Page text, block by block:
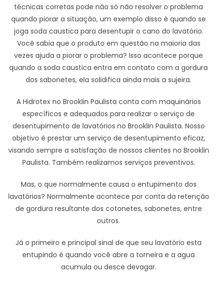
técnicas corretas pode não só não resolver o problema
quando piorar a situação, um exemplo disso é quando se
joga soda caustica para desentupir o cano do lavatório.
Você sabia que o produto em questão na maioria das
vezes ajuda a piorar o problema? Isso acontece porque
quando a soda caustica entra em contato com a gordura
dos sabonetes, ela solidifica ainda mais a sujeira.
A Hidrotex no Brooklin Paulista conta com maquinários
específicos e adequados para realizar o serviço de
desentupimento de lavatórios no Brooklin Paulista. Nosso
objetivo é prestar um serviço de desentupimento eficaz,
visando sempre a satisfação de nossos clientes no Brooklin
Paulista. Também realizamos serviços preventivos.
Mas, o que normalmente causa o entupimento dos
lavatórios? Normalmente acontece por conta da retenção
de gordura resultante dos cotonetes, sabonetes, entre
outros.
Já o primeiro e principal sinal de que seu lavatório esta
entupindo é quando você abre a torneira e a agua
acumula ou desce devagar.